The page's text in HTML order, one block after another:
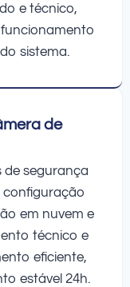
e técnico,
sistema.
de
de segurança
em nuvem e
técnico e
eficiente,
estável 24h.